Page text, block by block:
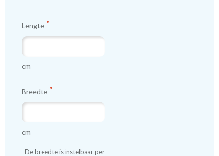
Lengte
cm
Breedte
cm
De breedte is instelbaar per